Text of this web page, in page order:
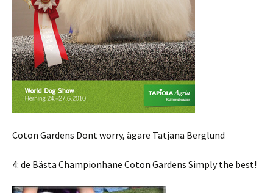
Coton Gardens Dont worry, ägare Tatjana Berglund
4: de Bästa Championhane Coton Gardens Simply the best!